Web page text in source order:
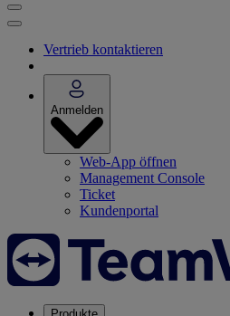
Vertrieb kontaktieren
Anmelden
Web-App öffnen
Management Console
Ticket
Kundenportal